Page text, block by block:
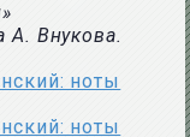
Внукова.